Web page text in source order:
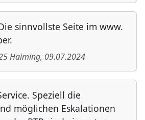
sinnvollste Seite im www.
Haiming, 09.07.2024
Speziell die
möglichen Eskalationen